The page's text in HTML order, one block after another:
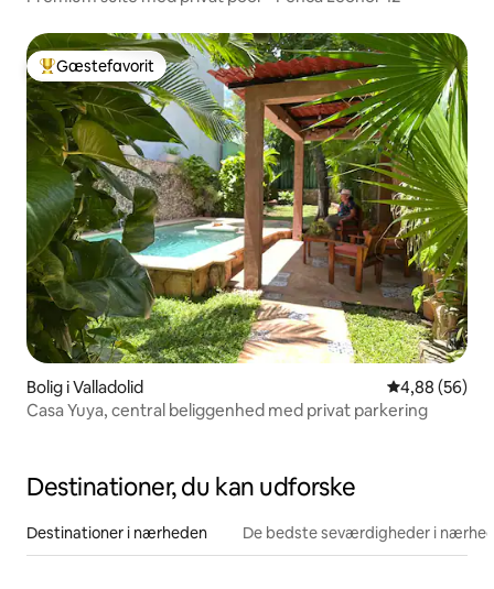
Bedste gæstefavorit
Gæstefavorit
Bolig i Valladolid 4,88 ud af 5 i
4,88 (56)
Casa Yuya, central beliggenhed med privat parkering
Destinationer, du kan udforske
Destinationer i nærheden De bedste seværdigheder i